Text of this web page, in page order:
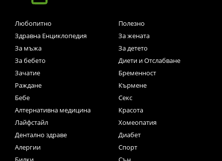
Любопитно
Полезно
Здравна Енциклопедия
За жената
За мъжа
За детето
За бебето
Диети и Отслабване
Зачатие
Бременност
Раждане
Кърмене
Бебе
Секс
Алтернативна медицина
Красота
Лайфстайл
Хомеопатия
Дентално здраве
Диабет
Алергии
Спорт